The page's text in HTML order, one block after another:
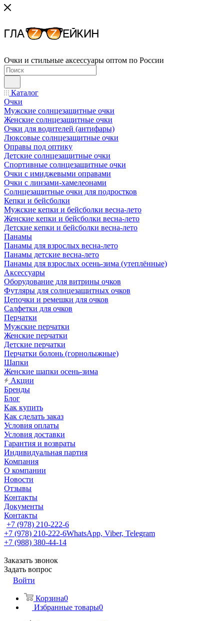
Очки и стильные аксессуары оптом по России
Каталог
Очки
Мужские солнцезащитные очки
Женские солнцезащитные очки
Очки для водителей (антифары)
Люксовые солнцезащитные очки
Оправы под оптику
Детские солнцезащитные очки
Спортивные солнцезащитные очки
Очки с имиджевыми оправами
Очки с линзами-хамелеонами
Солнцезащитные очки для подростков
Кепки и бейсболки
Мужские кепки и бейсболки весна-лето
Женские кепки и бейсболки весна-лето
Детские кепки и бейсболки весна-лето
Панамы
Панамы для взрослых весна-лето
Панамы детские весна-лето
Панамы для взрослых осень-зима (утеплённые)
Аксессуары
Оборудование для витрины очков
Футляры для солнцезащитных очков
Цепочки и ремешки для очков
Салфетки для очков
Перчатки
Мужские перчатки
Женские перчатки
Детские перчатки
Перчатки болонь (горнолыжные)
Шапки
Женские шапки осень-зима
Акции
Бренды
Блог
Как купить
Как сделать заказ
Условия оплаты
Условия доставки
Гарантия и возвраты
Индивидуальная партия
Компания
О компании
Новости
Отзывы
Контакты
Документы
Контакты
+7 (978) 210-222-6
+7 (978) 210-222-6WhatsApp, Viber, Telegram
+7 (988) 380-44-14
Заказать звонок
Задать вопрос
Войти
Корзина0
Избранные товары0